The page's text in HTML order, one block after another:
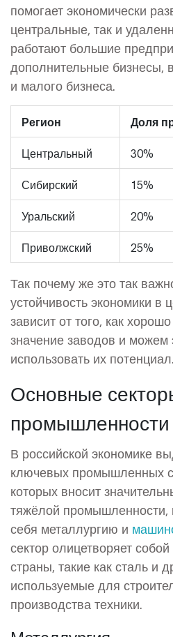
помогает экономически
центральные, так и
работают большие
дополнительные бизнесы,
и малого бизнеса.
Регион Доля
Центральный 30%
Сибирский 15%
Уральский 20%
Приволжский 25%
Так почему же это так
устойчивость экономики в
зависит от того, как
значение заводов и
использовать их потенциал.
Основные
промышленности
В российской экономике
ключевых промышленных
которых вносит
тяжёлой промышленности,
себя металлургию и
сектор олицетворяет
страны, такие как сталь и
используемые для
производства техники.